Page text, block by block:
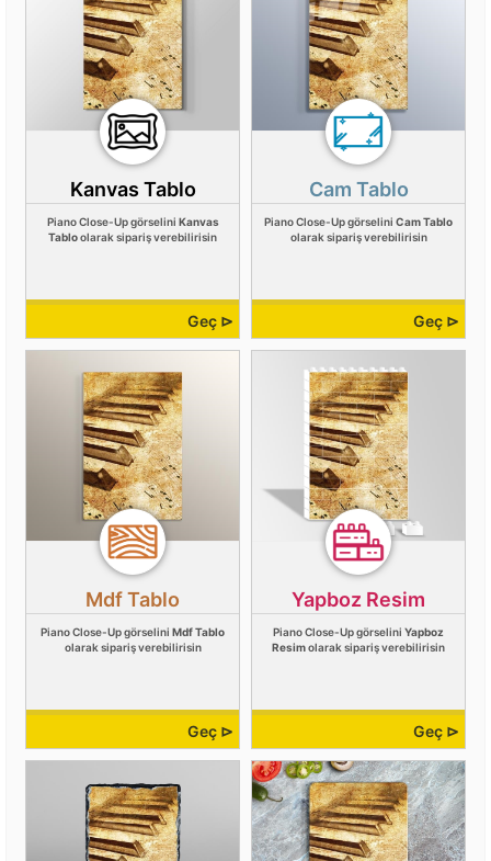
Kanvas Tablo
Piano Close-Up görselini Kanvas
Tabloolarak sipariş verebilirisin
Geç ⊳
Cam Tablo
Piano Close-Up görselini Cam Tablo
olarak sipariş verebilirisin
Geç ⊳
Mdf Tablo
Piano Close-Up görselini Mdf Tablo
olarak sipariş verebilirisin
Geç ⊳
Yapboz Resim
Piano Close-Up görselini Yapboz
Resimolarak sipariş verebilirisin
Geç ⊳